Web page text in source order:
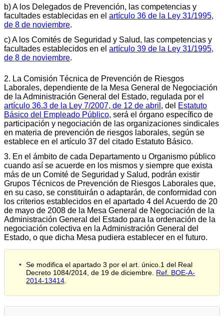
b) A los Delegados de Prevención, las competencias y
facultades establecidas en el artículo 36 de la Ley 31/1995,
de 8 de noviembre.
c) A los Comités de Seguridad y Salud, las competencias y
facultades establecidos en el artículo 39 de la Ley 31/1995,
de 8 de noviembre.
2. La Comisión Técnica de Prevención de Riesgos
Laborales, dependiente de la Mesa General de Negociación
de la Administración General del Estado, regulada por el
artículo 36.3 de la Ley 7/2007, de 12 de abril , del Estatuto
Básico del Empleado Público, será el órgano específico de
participación y negociación de las organizaciones sindicales
en materia de prevención de riesgos laborales, según se
establece en el artículo 37 del citado Estatuto Básico.
3. En el ámbito de cada Departamento u Organismo público
cuando así se acuerde en los mismos y siempre que exista
más de un Comité de Seguridad y Salud, podrán existir
Grupos Técnicos de Prevención de Riesgos Laborales que,
en su caso, se constituirán o adaptarán, de conformidad con
los criterios establecidos en el apartado 4 del Acuerdo de 20
de mayo de 2008 de la Mesa General de Negociación de la
Administración General del Estado para la ordenación de la
negociación colectiva en la Administración General del
Estado, o que dicha Mesa pudiera establecer en el futuro.
Se modifica el apartado 3 por el art. único.1 del Real
Decreto 1084/2014, de 19 de diciembre. Ref. BOE-A-
2014-13414